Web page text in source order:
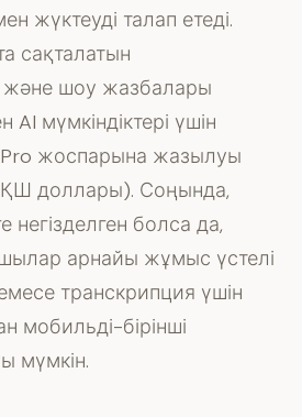
жүктеуді талап етеді.
сақталатын
және шоу жазбалары
AI мүмкіндіктері үшін
жоспарына жазылуы
доллары). Соңында,
негізделген болса да,
арнайы жұмыс үстелі
транскрипция үшін
мобильді-бірінші
мүмкін.